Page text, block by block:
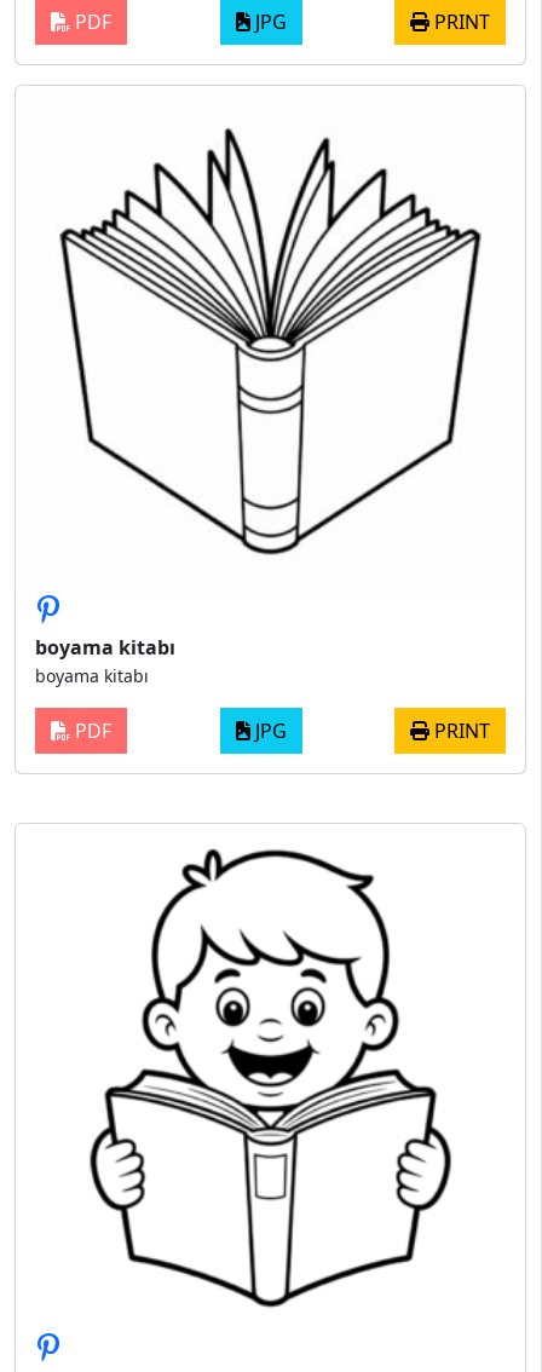
PDF JPG PRINT
boyama kitabı
boyama kitabı
PDF JPG PRINT